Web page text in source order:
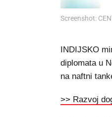
Screenshot:
INDIJSKO
diplomata u
na naftni
>> Razvoj